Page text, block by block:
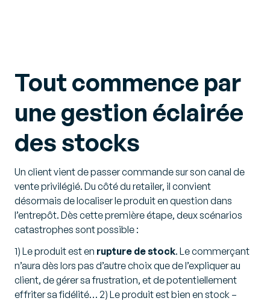
Tout commence par
une gestion éclairée
des stocks
Un client vient de passer commande sur son canal de
vente privilégié. Du côté du retailer, il convient
désormais de localiser le produit en question dans
l’entrepôt. Dès cette première étape, deux scénarios
catastrophes sont possible :
1) Le produit est en rupture de stock. Le commerçant
n’aura dès lors pas d’autre choix que de l’expliquer au
client, de gérer sa frustration, et de potentiellement
effriter sa fidélité… 2) Le produit est bien en stock –